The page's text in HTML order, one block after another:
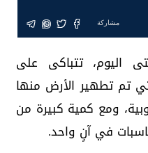
مشاركة
اليوم، تتباكى على
تم تطهير الأرض منها
ومع كمية كبيرة من
في آنٍ واحد.